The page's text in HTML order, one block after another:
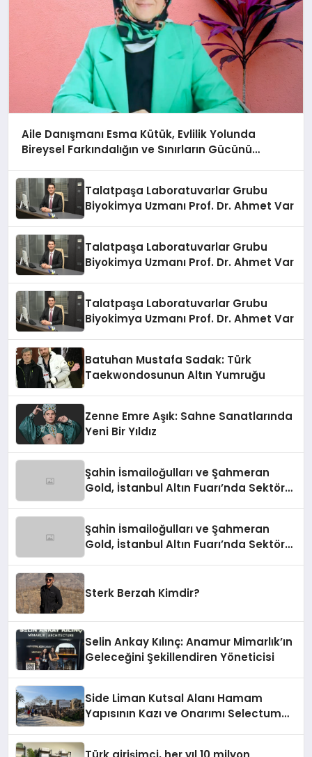
Aile Danışmanı Esma Kütük, Evlilik Yolunda
Bireysel Farkındalığın ve Sınırların Gücünü
Talatpaşa Laboratuvarlar Grubu
Biyokimya Uzmanı Prof. Dr. Ahmet Var
Talatpaşa Laboratuvarlar Grubu
Biyokimya Uzmanı Prof. Dr. Ahmet Var
Talatpaşa Laboratuvarlar Grubu
Biyokimya Uzmanı Prof. Dr. Ahmet Var
Batuhan Mustafa Sadak: Türk
Taekwondosunun Altın Yumruğu
Zenne Emre Aşık: Sahne Sanatlarında
Yeni Bir Yıldız
Şahin İsmailoğulları ve Şahmeran
Gold, İstanbul Altın Fuarı’nda Sektöre
Şahin İsmailoğulları ve Şahmeran
Gold, İstanbul Altın Fuarı’nda Sektöre
Sterk Berzah Kimdir?
Selin Ankay Kılınç: Anamur Mimarlık’ın
Geleceğini Şekillendiren Yöneticisi
Side Liman Kutsal Alanı Hamam
Yapısının Kazı ve Onarımı Selectum